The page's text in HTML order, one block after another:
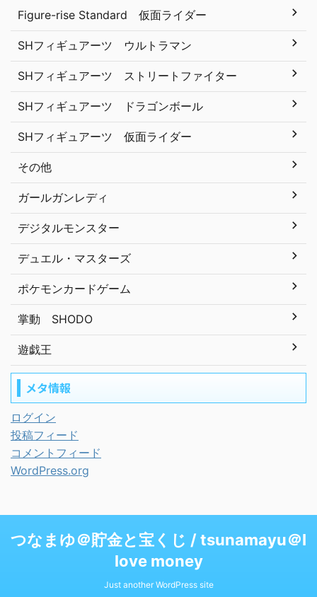
Figure-rise Standard 仮面ライダー
SHフィギュアーツ ウルトラマン
SHフィギュアーツ ストリートファイター
SHフィギュアーツ ドラゴンボール
SHフィギュアーツ 仮面ライダー
その他
ガールガンレディ
デジタルモンスター
デュエル・マスターズ
ポケモンカードゲーム
掌動 SHODO
遊戯王
メタ情報
ログイン
投稿フィード
コメントフィード
WordPress.org
つなまゆ＠貯金と宝くじ / tsunamayu＠I
love money
Just another WordPress site